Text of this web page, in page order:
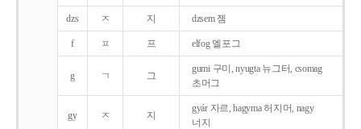
dzs ㅈ 지 dzsem 젬
f ㅍ 프 elfog 엘포그
g ㄱ 그
gumi 구미, nyugta 뉴그터, csomag
초머그
gy ㅈ 지
gyár 자르, hagyma 허지머, nagy
너지